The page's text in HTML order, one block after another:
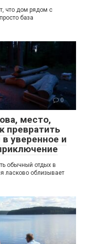
что дом рядом с
база
0
место,
превратить
уверенное и
обычный отдых в
ласково облизывает